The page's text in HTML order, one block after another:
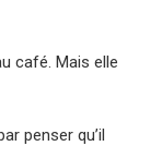
café. Mais elle
penser qu’il